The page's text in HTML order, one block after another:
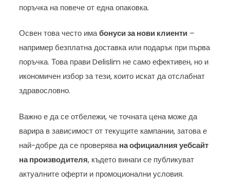
поръчка на повече от една опаковка.
Освен това често имабонуси за нови клиенти –
например безплатна доставка или подарък при първа
поръчка. Това прави Delislim не само ефективен, но и
икономичен избор за тези, които искат да отслабнат
здравословно.
Важно е да се отбележи, че точната цена може да
варира в зависимост от текущите кампании, затова е
най-добре да се проверявана официалния уебсайт
на производителя, където винаги се публикуват
актуалните оферти и промоционални условия.